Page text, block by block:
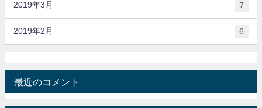
2019年3月 7
2019年2月 6
最近のコメント